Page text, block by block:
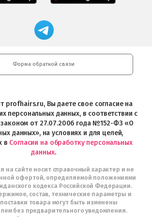
Professional
загрузить
Play
Магазин
профессиональной
Professional
и
Интернет-
Telegram
Форма обратной связи
profhairs.ru, Вы даете свое согласие на
персональных данных, в соответствии с
от 27.07.2006 года №152-ФЗ «О
данных», на условиях и для целей,
в Согласии на обработку персональных
данных.
на сайте носит справочный характер и не
офертой, определяемой положениями
кодекса Российской Федерации.
состав, технические параметры и
товара могут быть изменены
без предварительного уведомления.